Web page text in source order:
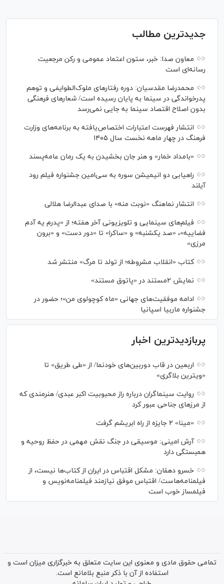
جدیدترین مطالب
معاون صدا: خبر، ستون اعتماد عمومی و رکن مرجعیت
رسانه‌ای است
محمدرضا مقدسیان: دوره رفتارهای ملوک‌الطوایفی و توهم
پدرخواندگی در سینما به پایان رسیده است/ شعارهای فرهنگی
بدون اصلاح اقتصاد سینما به جایی نمی‌رسد
انتشار فهرست اعتبارات اختصاص‌یافته به برنامه‌های وزارت
فرهنگ در چهار ماهه نخست سال ۱۴۰۵
«بامداد خمار» و هنر جان بخشیدن به یک رمان عامه‌پسند
راهیابی دو انیمیشن سوره به سی‌امین جشنواره فیلم رود
آیلند
انتشار نماهنگ «نوبت منه» با صدای عبدالرضا هلالی
فیلم‌های سینمایی و تلویزیونی آخر هفته؛ از «پدرم یه آدم
فضاییه»، «صد یکشنبه» و «ساکرا» تا «دور دست» و «برون
مرزی»
کتاب «انقلاب مشروطه؛ از تولد تا مرگ» منتشر شد
نمایش ۲مستند در «پاتوق مستند»
ادامه موفقیت‌های جهانی «ماه کوچولوی من»؛ حضور در
جشنواره ماربیا اسپانیا
پربازدیدترین اخبار
اربعین در قاب دوربین‌های خودنما/ از «طی طریق» تا
«ویترین بلاگری»
روایت سینماگران درباره راز محبوبیت اکبر عبدی/ هنرمندی که
از مرزهای جناحی عبور کرد
«مینا» ۲ جایزه از راه ابریشم گرفت
آرش امینی: موسیقی در جنگ نقش مهمی در حفظ روحیه و
همبستگی دارد
خسرو دهقان: مشکل اقتباس در ایران از کتاب‌ها نیست، از
فیلمنامه‌هاست/ اقتباس موفق نیازمند فیلمنامه‌نویس و
فیلمساز خوب است
تمامی حقوق مادی و معنوی این سایت متعلق به خبرگزاری میزان است و
استفاده از آن با ذکر منبع بلامانع است.